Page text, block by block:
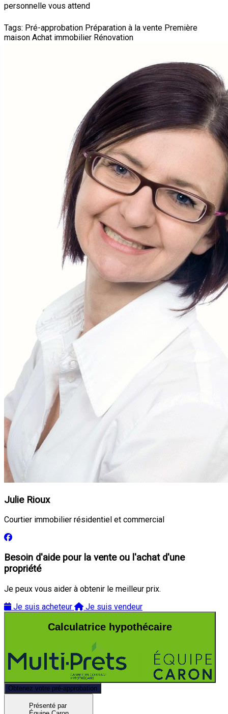
personnelle vous attend
Tags: Pré-approbation Préparation à la vente Première
maison Achat immobilier Rénovation
Julie Rioux
Courtier immobilier résidentiel et commercial
Besoin d'aide pour la vente ou l'achat d'une
propriété
Je peux vous aider à obtenir le meilleur prix.
Je suis acheteur
Je suis vendeur
Calculatrice hypothécaire
Obtenez votre pré-approbation
Présenté par